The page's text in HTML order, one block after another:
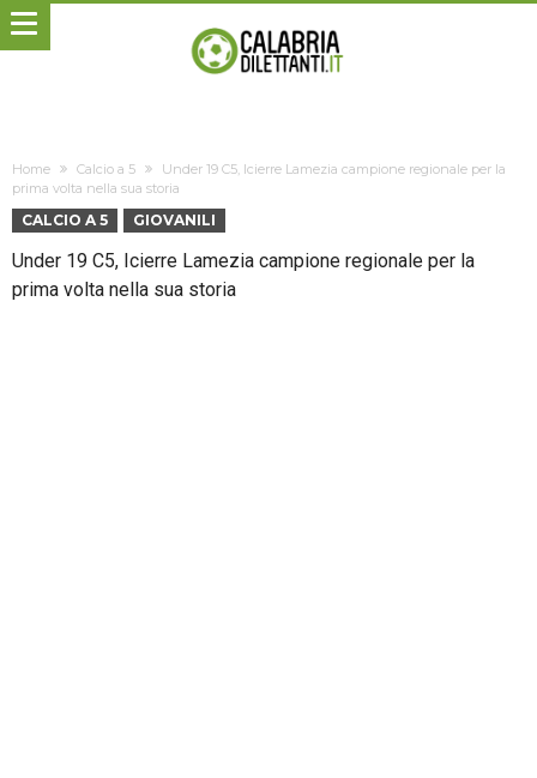
Home Calcio a 5
Under 19 C5, Icierre Lamezia campione regionale per la
prima volta nella sua storia
CALCIO A 5 GIOVANILI
Under 19 C5, Icierre Lamezia campione regionale per la
prima volta nella sua storia